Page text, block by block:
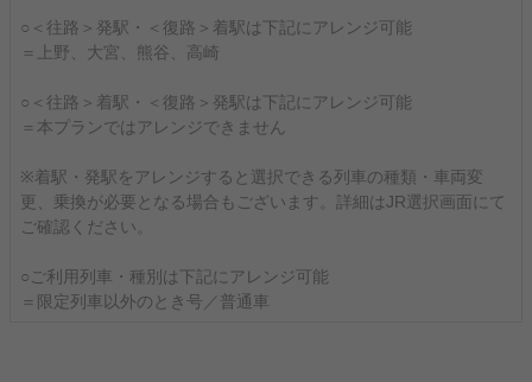
○＜往路＞発駅・＜復路＞着駅は下記にアレンジ可能
＝上野、大宮、熊谷、高崎
○＜往路＞着駅・＜復路＞発駅は下記にアレンジ可能
＝本プランではアレンジできません
※着駅・発駅をアレンジすると選択できる列車の種類・車両変
更、乗換が必要となる場合もございます。詳細はJR選択画面にて
ご確認ください。
○ご利用列車・種別は下記にアレンジ可能
＝限定列車以外のとき号／普通車